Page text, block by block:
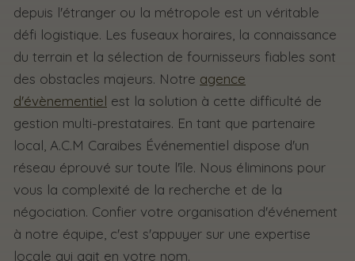
depuis l'étranger ou la métropole est un véritable
défi logistique. Les fuseaux horaires, la connaissance
du terrain et la sélection de fournisseurs fiables sont
des obstacles majeurs. Notre agence
d'évènementiel est la solution à cette difficulté de
gestion multi-prestataires. En tant que partenaire
local, A.C.M Caraibes Événementiel dispose d'un
réseau éprouvé sur toute l'île. Nous éliminons pour
vous la complexité de la recherche et de la
négociation. Confier votre organisation d'événement
à notre équipe, c'est s'appuyer sur une expertise
locale qui agit en votre nom.